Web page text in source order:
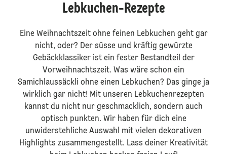
Lebkuchen-Rezepte
Eine Weihnachtszeit ohne feinen Lebkuchen geht gar
nicht, oder? Der süsse und kräftig gewürzte
Gebäckklassiker ist ein fester Bestandteil der
Vorweihnachtszeit. Was wäre schon ein
Samichlaussäckli ohne einen Lebkuchen? Das ginge ja
wirklich gar nicht! Mit unseren Lebkuchenrezepten
kannst du nicht nur geschmacklich, sondern auch
optisch punkten. Wir haben für dich eine
unwiderstehliche Auswahl mit vielen dekorativen
Highlights zusammengestellt. Lass deiner Kreativität